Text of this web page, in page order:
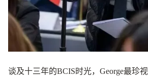
谈及十三年的BCIS时光，George最珍